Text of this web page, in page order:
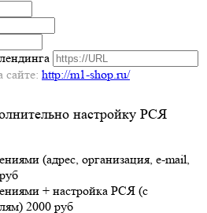
http://m1-shop.ru/
настройку РСЯ
(адрес, организация, e-mail,
+ настройка РСЯ (с
2000 руб